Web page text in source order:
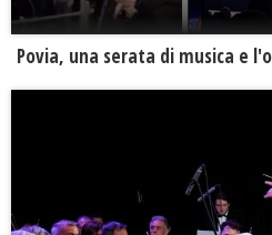
Povia, una serata di musica e